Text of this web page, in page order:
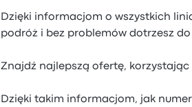
Dzięki informacjom o wszystkich
podróż i bez problemów dotrzesz do
Znajdź najlepszą ofertę,
Dzięki takim informacjom, jak